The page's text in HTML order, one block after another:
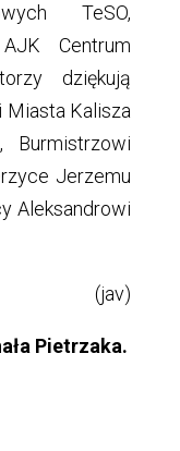
TeSO,
Centrum
dziękują
Kalisza
Burmistrzowi
Jerzemu
Aleksandrowi
(jav)
Pietrzaka.